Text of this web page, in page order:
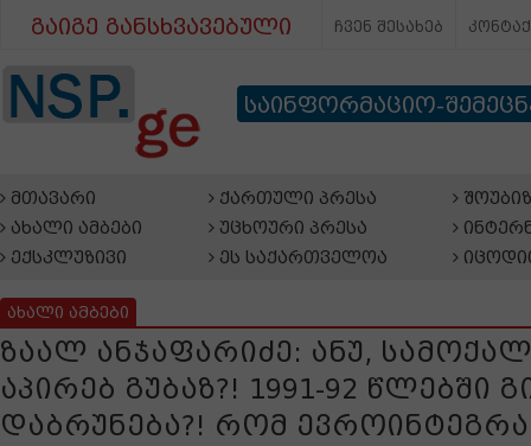
გაიგე განსხვავებული ჩვენ შესახებ
საინფორმაციო-
მთავარი
ახალი ამბები
ექსკლუზივი
ქართული პრესა
უცხოური პრესა
ეს საქართველოა
ახალი ამბები
ზაალ ანჯაფარიძე: ანუ,
აპირებ გუბაზ?! 1991-92 წლებში
დაბრუნება?! რომ